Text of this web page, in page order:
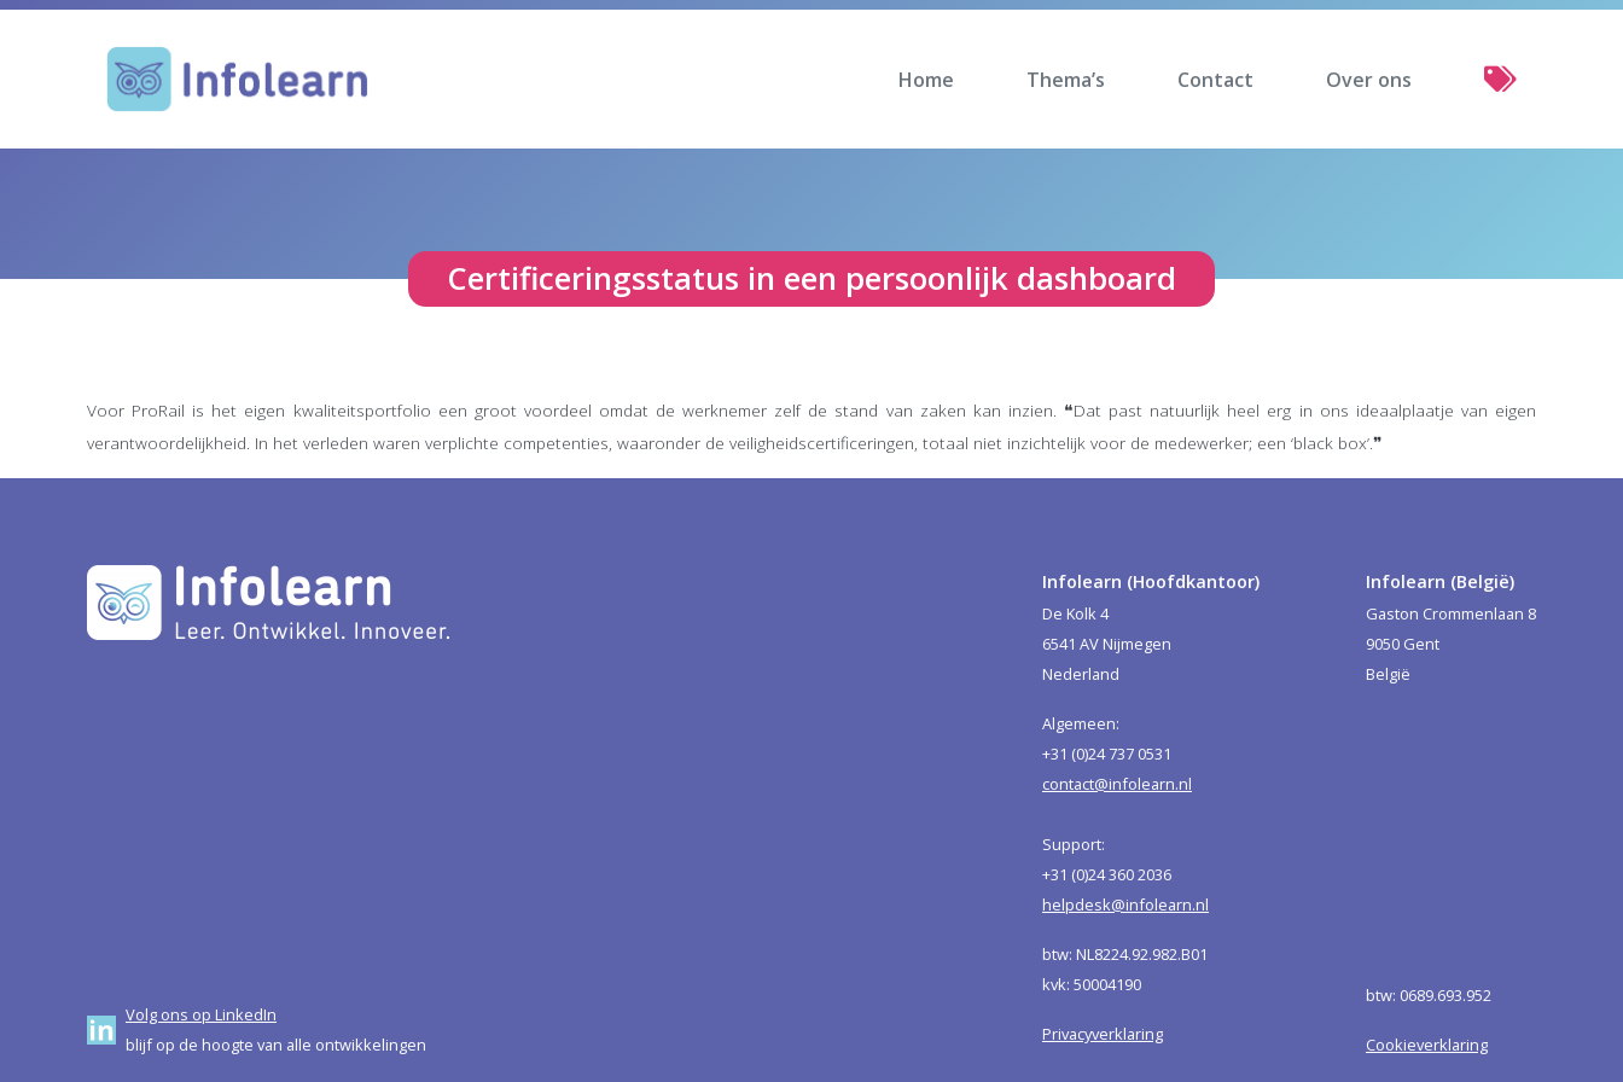
Home Thema’s Contact Over ons
Certificeringsstatus in een persoonlijk dashboard
Voor ProRail is het eigen kwaliteitsportfolio een groot voordeel omdat de werknemer zelf de stand van zaken kan inzien. ❝Dat past natuurlijk heel erg in ons ideaalplaatje van eigen
verantwoordelijkheid. In het verleden waren verplichte competenties, waaronder de veiligheidscertificeringen, totaal niet inzichtelijk voor de medewerker; een ‘black box’.❞
Volg ons op LinkedIn
blijf op de hoogte van alle ontwikkelingen
Infolearn (Hoofdkantoor)
De Kolk 4
6541 AV Nijmegen
Nederland
Algemeen:
+31 (0)24 737 0531
contact@infolearn.nl
Support:
+31 (0)24 360 2036
helpdesk@infolearn.nl
btw: NL8224.92.982.B01
kvk: 50004190
Privacyverklaring
Infolearn (België)
Gaston Crommenlaan 8
9050 Gent
België
btw: 0689.693.952
Cookieverklaring